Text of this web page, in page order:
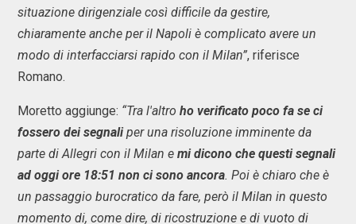
situazione dirigenziale così difficile da gestire,
chiaramente anche per il Napoli è complicato avere un
modo di interfacciarsi rapido con il Milan”, riferisce
Romano.
Moretto aggiunge: “Tra l'altro ho verificato poco fa se ci
fossero dei segnaliper una risoluzione imminente da
parte di Allegri con il Milan e mi dicono che questi segnali
ad oggi ore 18:51 non ci sono ancora. Poi è chiaro che è
un passaggio burocratico da fare, però il Milan in questo
momento di, come dire, di ricostruzione e di vuoto di